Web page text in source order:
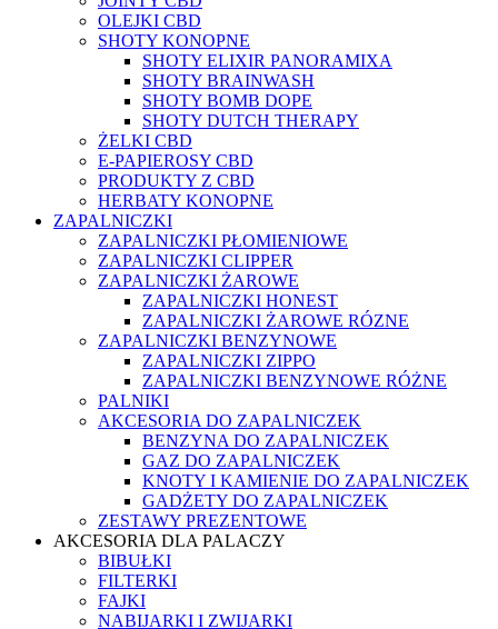
OLEJKI CBD
SHOTY KONOPNE
SHOTY ELIXIR PANORAMIXA
SHOTY BRAINWASH
SHOTY BOMB DOPE
SHOTY DUTCH THERAPY
ŻELKI CBD
E-PAPIEROSY CBD
PRODUKTY Z CBD
HERBATY KONOPNE
ZAPALNICZKI
ZAPALNICZKI PŁOMIENIOWE
ZAPALNICZKI CLIPPER
ZAPALNICZKI ŻAROWE
ZAPALNICZKI HONEST
ZAPALNICZKI ŻAROWE RÓZNE
ZAPALNICZKI BENZYNOWE
ZAPALNICZKI ZIPPO
ZAPALNICZKI BENZYNOWE RÓŻNE
PALNIKI
AKCESORIA DO ZAPALNICZEK
BENZYNA DO ZAPALNICZEK
GAZ DO ZAPALNICZEK
KNOTY I KAMIENIE DO ZAPALNICZEK
GADŻETY DO ZAPALNICZEK
ZESTAWY PREZENTOWE
AKCESORIA DLA PALACZY
BIBUŁKI
FILTERKI
FAJKI
NABIJARKI I ZWIJARKI